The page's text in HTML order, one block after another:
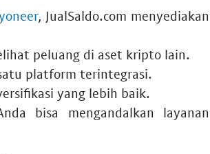
, JualSaldo.com menyediakan
peluang di aset kripto lain.
platform terintegrasi.
yang lebih baik.
bisa mengandalkan layanan